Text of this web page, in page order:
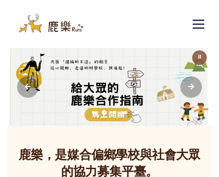
鹿樂 - 偏鄉教育群力平臺
鹿樂，是媒合偏鄉學校與社會大眾
的協力募集平臺。